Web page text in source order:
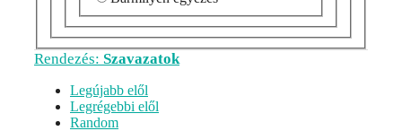
Rendezés: Szavazatok
Legújabb elől
Legrégebbi elől
Random